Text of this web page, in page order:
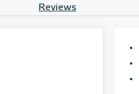
Reviews